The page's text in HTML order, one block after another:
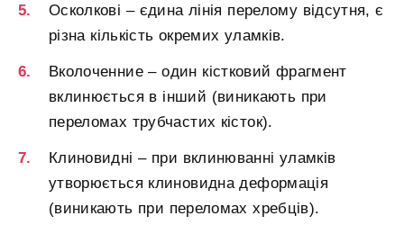
Осколкові – єдина лінія перелому відсутня, є
різна кількість окремих уламків.
Вколоченние – один кістковий фрагмент
вклинюється в інший (виникають при
переломах трубчастих кісток).
Клиновидні – при вклинюванні уламків
утворюється клиновидна деформація
(виникають при переломах хребців).